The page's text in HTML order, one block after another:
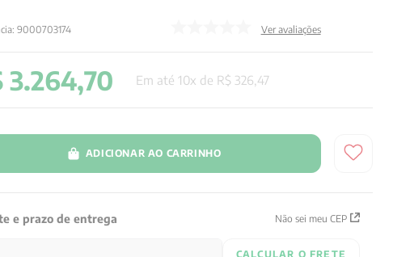
:9000703174 Ver avaliações
3.264,70 Em até10x de R$ 326 47
ADICIONAR AO CARRINHO
e prazo de entrega Não sei meu CEP
CALCULAR O FRETE